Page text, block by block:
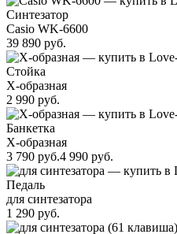
Синтезатор
Casio WK-6600
39 890 руб.
Стойка
X-образная
2 990 руб.
Банкетка
X-образная
3 790 руб.4 990 руб.
Педаль
для синтезатора
1 290 руб.